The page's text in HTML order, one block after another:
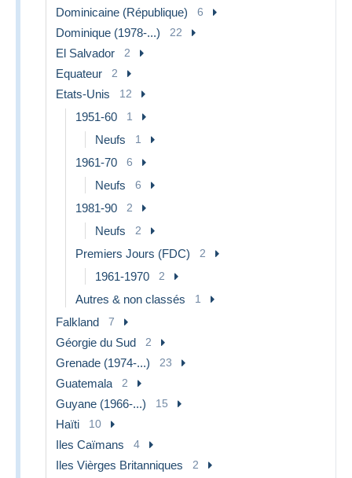
Dominicaine (République) 6
Dominique (1978-...) 22
El Salvador 2
Equateur 2
Etats-Unis 12
1951-60 1
Neufs 1
1961-70 6
Neufs 6
1981-90 2
Neufs 2
Premiers Jours (FDC) 2
1961-1970 2
Autres & non classés 1
Falkland 7
Géorgie du Sud 2
Grenade (1974-...) 23
Guatemala 2
Guyane (1966-...) 15
Haïti 10
Iles Caïmans 4
Iles Vièrges Britanniques 2